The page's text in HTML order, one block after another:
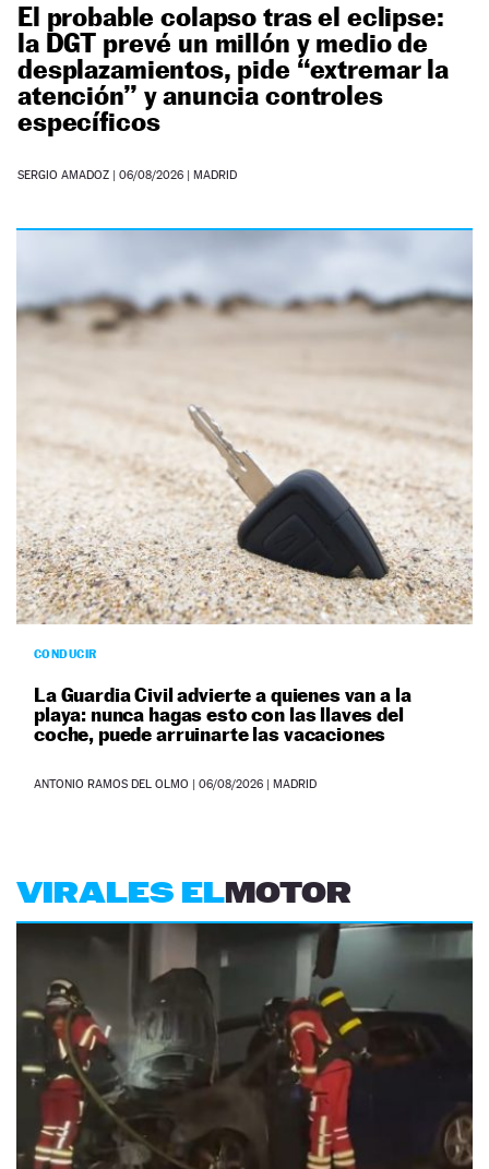
CONDUCIR
La Guardia Civil advierte a quienes van a la
playa: nunca hagas esto con las llaves del
coche, puede arruinarte las vacaciones
ANTONIO RAMOS DEL OLMO | 06/08/2026 | MADRID
El probable colapso tras el eclipse:
la DGT prevé un millón y medio de
desplazamientos, pide “extremar la
atención” y anuncia controles
específicos
SERGIO AMADOZ 06/08/2026 | MADRID
VIRALES ELMOTOR